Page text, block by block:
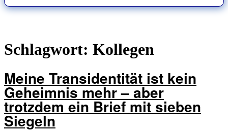
Schlagwort: Kollegen
Meine Transidentität ist kein
Geheimnis mehr – aber
trotzdem ein Brief mit sieben
Siegeln